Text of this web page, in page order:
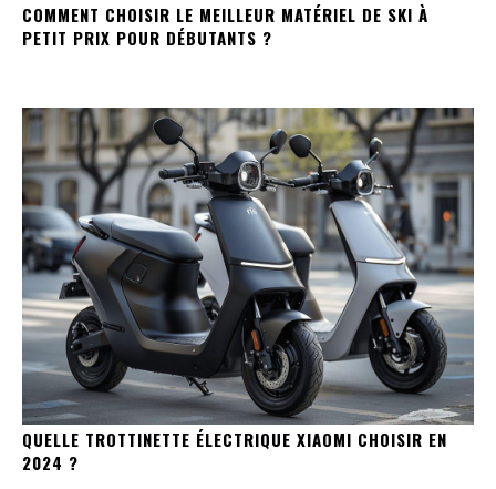
COMMENT CHOISIR LE MEILLEUR MATÉRIEL DE SKI À
PETIT PRIX POUR DÉBUTANTS ?
QUELLE TROTTINETTE ÉLECTRIQUE XIAOMI CHOISIR EN
2024 ?